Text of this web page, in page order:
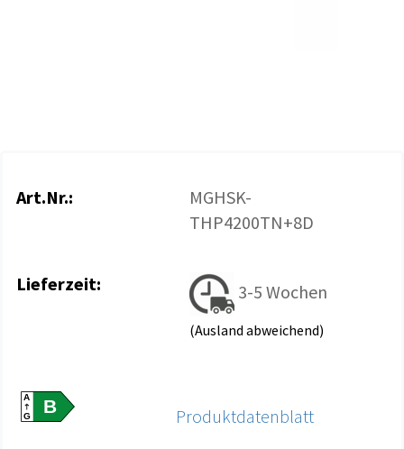
Art.Nr.:
MGHSK-
THP4200TN+8D
Lieferzeit: 3-5 Wochen
(Ausland abweichend)
A
GB Produktdatenblatt